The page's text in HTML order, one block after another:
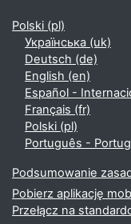
Polski ‎(pl)‎
Українська ‎(uk)‎
Deutsch ‎(de)‎
English ‎(en)‎
Español -
Français ‎(fr)‎
Polski ‎(pl)‎
Português -
Podsumowanie
Pobierz aplikację
Przełącz na